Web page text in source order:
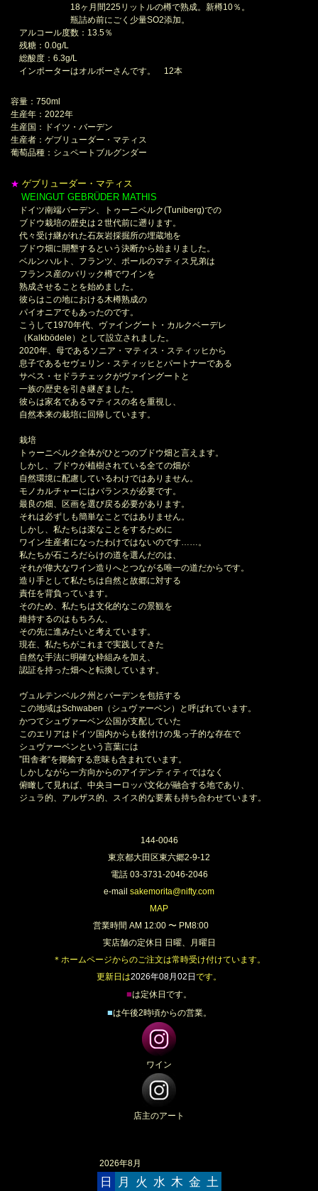
18ヶ月間225リットルの樽で熟成。新樽10％。
瓶詰め前にごく少量SO2添加。
アルコール度数：13.5％
残糖：0.0g/L
総酸度：6.3g/L
インポーターはオルボーさんです。 12本
容量：750ml
生産年：2022年
生産国：ドイツ・バーデン
生産者：ゲブリューダー・マティス
葡萄品種：シュペートブルグンダー
★ ゲブリューダー・マティス
WEINGUT GEBRÜDER MATHIS
ドイツ南端バーデン、トゥーニベルク(Tuniberg)での
ブドウ栽培の歴史は２世代前に遡ります。
代々受け継がれた石灰岩採掘所の埋蔵地を
ブドウ畑に開墾するという決断から始まりました。
ベルンハルト、フランツ、ポールのマティス兄弟は
フランス産のバリック樽でワインを
熟成させることを始めました。
彼らはこの地における木樽熟成の
パイオニアでもあったのです。
こうして1970年代、ヴァイングート・カルクベーデレ
（Kalkbödele）として設立されました。
2020年、母であるソニア・マティス・スティッヒから
息子であるセヴェリン・スティッヒとパートナーである
サベス・セドラチェックがヴァイングートと
一族の歴史を引き継ぎました。
彼らは家名であるマティスの名を重視し、
自然本来の栽培に回帰しています。
栽培
トゥーニベルク全体がひとつのブドウ畑と言えます。
しかし、ブドウが植樹されている全ての畑が
自然環境に配慮しているわけではありません。
モノカルチャーにはバランスが必要です。
最良の畑、区画を選び戻る必要があります。
それは必ずしも簡単なことではありません。
しかし、私たちは楽なことをするために
ワイン生産者になったわけではないのです……。
私たちが石ころだらけの道を選んだのは、
それが偉大なワイン造りへとつながる唯一の道だからです。
造り手として私たちは自然と故郷に対する
責任を背負っています。
そのため、私たちは文化的なこの景観を
維持するのはもちろん、
その先に進みたいと考えています。
現在、私たちがこれまで実践してきた
自然な手法に明確な枠組みを加え、
認証を持った畑へと転換しています。
ヴュルテンベルク州とバーデンを包括する
この地域はSchwaben（シュヴァーベン）と呼ばれています。
かつてシュヴァーベン公国が支配していた
このエリアはドイツ国内からも後付けの鬼っ子的な存在で
シュヴァーベンという言葉には
”田舎者“を揶揄する意味も含まれています。
しかしながら一方向からのアイデンティティではなく
俯瞰して見れば、中央ヨーロッパ文化が融合する地であり、
ジュラ的、アルザス的、スイス的な要素も持ち合わせています。
144-0046
東京都大田区東六郷2-9-12
電話 03-3731-2046-2046
e-mail sakemorita@nifty.com
MAP
営業時間 AM 12:00 〜 PM8:00
実店舗の定休日 日曜、月曜日
＊ホームページからのご注文は常時受け付けています。
更新日は2026年08月02日です。
■は定休日です。
■は午後2時頃からの営業。
ワイン
店主のアート
2026年8月
日 月 火 水 木 金 土